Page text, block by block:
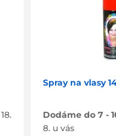
Spray na vlasy
Dodáme do 7 -
8. u vás